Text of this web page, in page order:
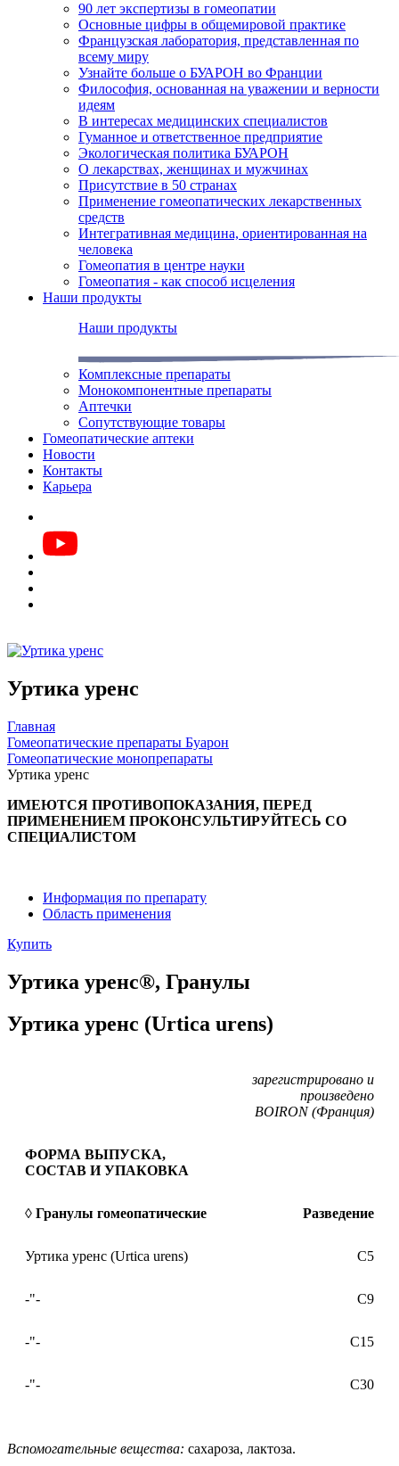
90 лет экспертизы в гомеопатии
Основные цифры в общемировой практике
Французская лаборатория, представленная по
всему миру
Узнайте больше о БУАРОН во Франции
Философия, основанная на уважении и верности
идеям
В интересах медицинских специалистов
Гуманное и ответственное предприятие
Экологическая политика БУАРОН
О лекарствах, женщинах и мужчинах
Присутствие в 50 странах
Применение гомеопатических лекарственных
средств
Интегративная медицина, ориентированная на
человека
Гомеопатия в центре науки
Гомеопатия - как способ исцеления
Наши продукты
Наши продукты
Комплексные препараты
Монокомпонентные препараты
Аптечки
Сопутствующие товары
Гомеопатические аптеки
Новости
Контакты
Карьера
Уртика уренс
Главная
Гомеопатические препараты Буарон
Гомеопатические монопрепараты
Уртика уренс
ИМЕЮТСЯ ПРОТИВОПОКАЗАНИЯ, ПЕРЕД
ПРИМЕНЕНИЕМ ПРОКОНСУЛЬТИРУЙТЕСЬ СО
СПЕЦИАЛИСТОМ
Информация по препарату
Область применения
Купить
Уртика уренс®, Гранулы
Уртика уренс (Urtica urens)
зарегистрировано и
произведено
BOIRON (Франция)
ФОРМА ВЫПУСКА,
СОСТАВ И УПАКОВКА
◊ Гранулы гомеопатические Разведение
Уртика уренс (Urtica urens) C5
-"- С9
-"- С15
-"- С30
Вспомогательные вещества: сахароза, лактоза.